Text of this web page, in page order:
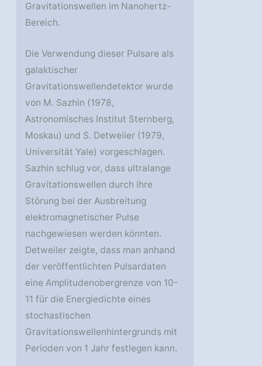
Gravitationswellen im Nanohertz-
Bereich.
Die Verwendung dieser Pulsare als
galaktischer
Gravitationswellendetektor wurde
von M. Sazhin (1978,
Astronomisches Institut Sternberg,
Moskau) und S. Detweiler (1979,
Universität Yale) vorgeschlagen.
Sazhin schlug vor, dass ultralange
Gravitationswellen durch ihre
Störung bei der Ausbreitung
elektromagnetischer Pulse
nachgewiesen werden könnten.
Detweiler zeigte, dass man anhand
der veröffentlichten Pulsardaten
eine Amplitudenobergrenze von 10-
11 für die Energiedichte eines
stochastischen
Gravitationswellenhintergrunds mit
Perioden von 1 Jahr festlegen kann.